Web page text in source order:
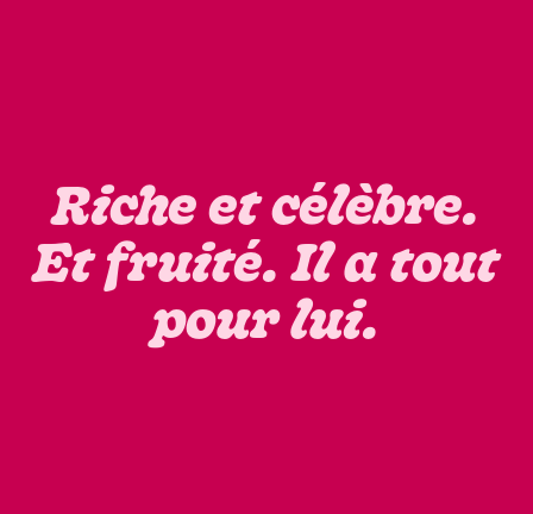
Riche et célèbre.
Et fruité. Il a tout
pour lui.